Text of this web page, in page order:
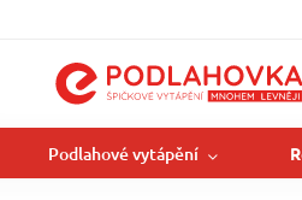
Podlahové vytápění